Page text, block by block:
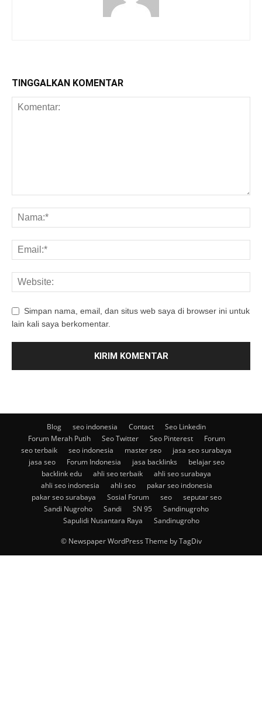
TINGGALKAN KOMENTAR
Simpan nama, email, dan situs web saya di browser ini untuk
lain kali saya berkomentar.
Blog seo indonesia Contact
Seo Linkedin
Forum Merah Putih
Seo Twitter Seo Pinterest
Forum
seo terbaik
seo indonesia master seo
jasa seo surabaya
jasa seo
Forum Indonesia jasa backlinks
belajar seo
backlink edu
ahli seo terbaik
ahli seo surabaya
ahli seo indonesia
ahli seo
pakar seo indonesia
pakar seo surabaya
Sosial Forum seo
seputar seo
Sandi Nugroho
Sandi SN 95
Sandinugroho
Sapulidi Nusantara Raya
Sandinugroho
© Newspaper WordPress Theme by TagDiv